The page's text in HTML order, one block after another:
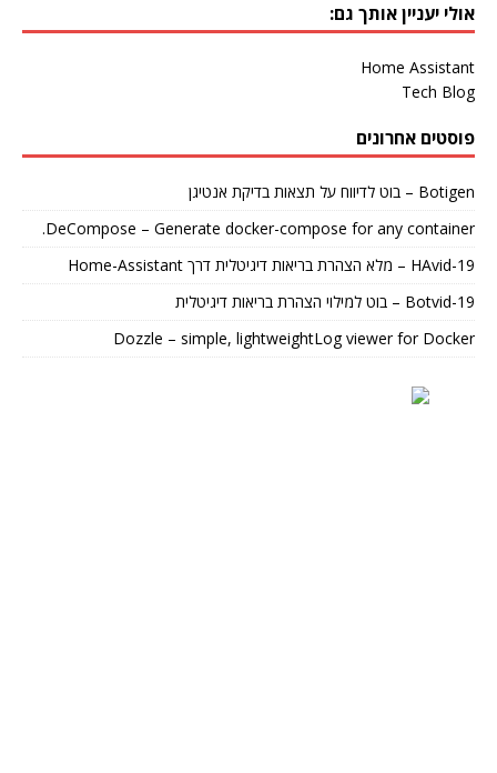
אולי יעניין אותך גם:
Home Assistant
Tech Blog
פוסטים אחרונים
Botigen – בוט לדיווח על תצאות בדיקת אנטיגן
DeCompose – Generate docker-compose for any container.
HAvid-19 – מלא הצהרת בריאות דיגיטלית דרך Home-Assistant
Botvid-19 – בוט למילוי הצהרת בריאות דיגיטלית
Dozzle – simple, lightweightLog viewer for Docker